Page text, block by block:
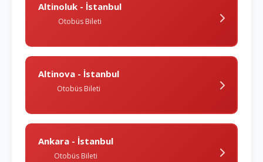
Altinoluk - İstanbul
Otobüs Bileti
Altinova - İstanbul
Otobüs Bileti
Ankara - İstanbul
Otobüs Bileti